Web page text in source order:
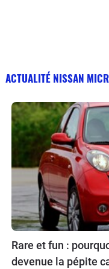
ACTUALITÉ NISSAN
Rare et fun :
devenue la pépite